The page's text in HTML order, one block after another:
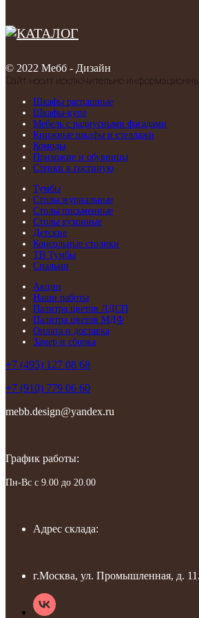
© 2022 Мебб - Дизайн
Сайт носит исключительно
Шкафы распашные
Шкафы-купе
Мебель с радиусными фасадами
Книжные шкафы и стеллажи
Комоды
Прихожие и обувницы
Стенки в гостиную
Тумбы
Столы журнальные
Столы письменные
Столы кухонные
Детские
Консольные столики
ТВ Тумбы
Спальни
Акции
Наши работы
Палитра цветов ЛДСП
Палитра цветов МДФ
Оплата и доставка
Замер и сборка
+7 (495) 127 08 68
+7 (910) 779 06 60
mebb.design@yandex.ru
График работы:
Пн-Вс с 9.00 до 20.00
Адрес склада:
г.Москва, ул. Промышленная, д. 11.